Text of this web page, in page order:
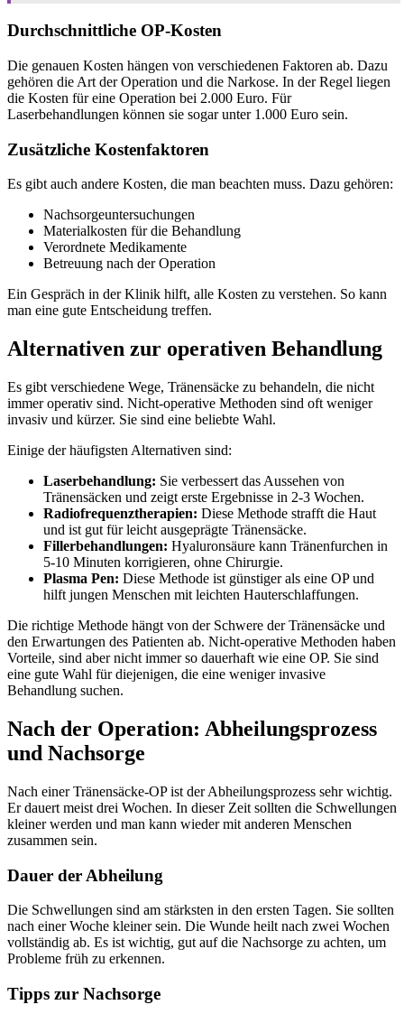
Durchschnittliche OP-Kosten
Die genauen Kosten hängen von verschiedenen Faktoren ab. Dazu
gehören die Art der Operation und die Narkose. In der Regel liegen
die Kosten für eine Operation bei 2.000 Euro. Für
Laserbehandlungen können sie sogar unter 1.000 Euro sein.
Zusätzliche Kostenfaktoren
Es gibt auch andere Kosten, die man beachten muss. Dazu gehören:
Nachsorgeuntersuchungen
Materialkosten für die Behandlung
Verordnete Medikamente
Betreuung nach der Operation
Ein Gespräch in der Klinik hilft, alle Kosten zu verstehen. So kann
man eine gute Entscheidung treffen.
Alternativen zur operativen Behandlung
Es gibt verschiedene Wege, Tränensäcke zu behandeln, die nicht
immer operativ sind. Nicht-operative Methoden sind oft weniger
invasiv und kürzer. Sie sind eine beliebte Wahl.
Einige der häufigsten Alternativen sind:
Laserbehandlung: Sie verbessert das Aussehen von
Tränensäcken und zeigt erste Ergebnisse in 2-3 Wochen.
Radiofrequenztherapien: Diese Methode strafft die Haut
und ist gut für leicht ausgeprägte Tränensäcke.
Fillerbehandlungen: Hyaluronsäure kann Tränenfurchen in
5-10 Minuten korrigieren, ohne Chirurgie.
Plasma Pen: Diese Methode ist günstiger als eine OP und
hilft jungen Menschen mit leichten Hauterschlaffungen.
Die richtige Methode hängt von der Schwere der Tränensäcke und
den Erwartungen des Patienten ab. Nicht-operative Methoden haben
Vorteile, sind aber nicht immer so dauerhaft wie eine OP. Sie sind
eine gute Wahl für diejenigen, die eine weniger invasive
Behandlung suchen.
Nach der Operation: Abheilungsprozess
und Nachsorge
Nach einer Tränensäcke-OP ist der Abheilungsprozess sehr wichtig.
Er dauert meist drei Wochen. In dieser Zeit sollten die Schwellungen
kleiner werden und man kann wieder mit anderen Menschen
zusammen sein.
Dauer der Abheilung
Die Schwellungen sind am stärksten in den ersten Tagen. Sie sollten
nach einer Woche kleiner sein. Die Wunde heilt nach zwei Wochen
vollständig ab. Es ist wichtig, gut auf die Nachsorge zu achten, um
Probleme früh zu erkennen.
Tipps zur Nachsorge